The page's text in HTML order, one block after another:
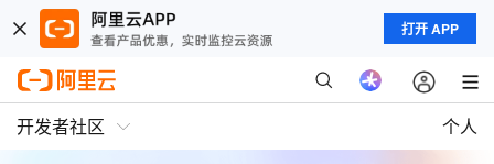
打开 APP
开发者社区 个人